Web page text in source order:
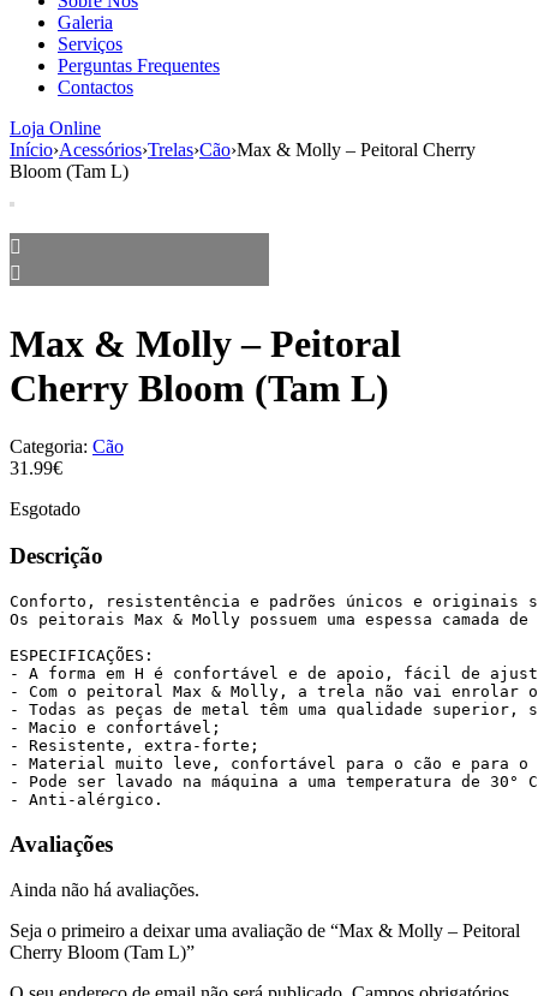
Galeria
Serviços
Perguntas Frequentes
Contactos
Loja Online
Início›Acessórios›Trelas›Cão›Max & Molly – Peitoral Cherry
Bloom (Tam L)
Max & Molly – Peitoral
Cherry Bloom (Tam L)
Categoria: Cão
31.99€
Esgotado
Descrição
Conforto, resistentência e padrões únicos e originais
Os peitorais Max & Molly possuem uma espessa
ESPECIFICAÇÕES:
- A forma em H é confortável e de apoio, fácil de
- Com o peitoral Max & Molly, a trela não vai
- Todas as peças de metal têm uma qualidade
- Macio e confortável;
- Resistente, extra-forte;
- Material muito leve, confortável para o cão e para o
- Pode ser lavado na máquina a uma temperatura de 30°
- Anti-alérgico.
Avaliações
Ainda não há avaliações.
Seja o primeiro a deixar uma avaliação de “Max & Molly – Peitoral
Cherry Bloom (Tam L)”
aumenta a
probabilidade
de ver
conteúdo e
ofertas